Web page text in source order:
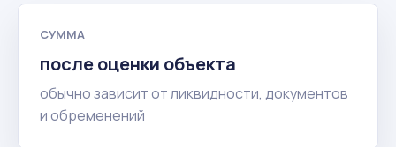
СУММА
после оценки объекта
обычно зависит от ликвидности, документов
и обременений